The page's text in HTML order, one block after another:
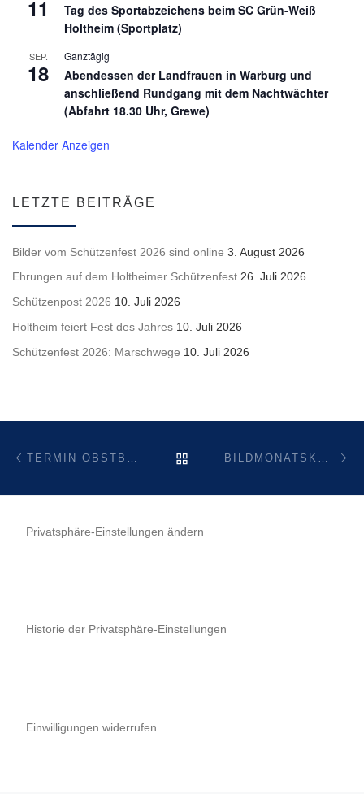
11
Tag des Sportabzeichens beim SC Grün-Weiß
Holtheim (Sportplatz)
SEP.
18
Ganztägig
Abendessen der Landfrauen in Warburg und
anschließend Rundgang mit dem Nachtwächter
(Abfahrt 18.30 Uhr, Grewe)
Kalender Anzeigen
LETZTE BEITRÄGE
Bilder vom Schützenfest 2026 sind online 3. August 2026
Ehrungen auf dem Holtheimer Schützenfest 26. Juli 2026
Schützenpost 2026 10. Juli 2026
Holtheim feiert Fest des Jahres 10. Juli 2026
Schützenfest 2026: Marschwege 10. Juli 2026
BeitragsnavigationZURÜCK ZUR
Privatsphäre-Einstellungen ändern
Historie der Privatsphäre-Einstellungen
Einwilligungen widerrufen